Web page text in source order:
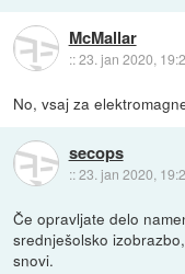
McMallar
::23. jan 2020,
No, vsaj za
secops
::23. jan 2020,
Če opravljate delo
srednješolsko
snovi.